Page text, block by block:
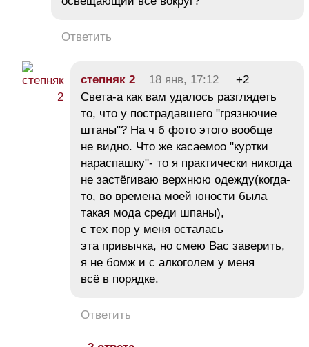
Ответить
степняк 2 18 янв, 17:12
+2
Света-а как вам удалось разглядеть
то, что у пострадавшего "грязнючие
штаны"? На ч б фото этого вообще
не видно. Что же касаемоо "куртки
нараспашку"- то я практически никогда
не застёгиваю верхнюю одежду(когда-
то, во времена моей юности была
такая мода среди шпаны),
с тех пор у меня осталась
эта привычка, но смею Вас заверить,
я не бомж и с алкоголем у меня
всё в порядке.
Ответить